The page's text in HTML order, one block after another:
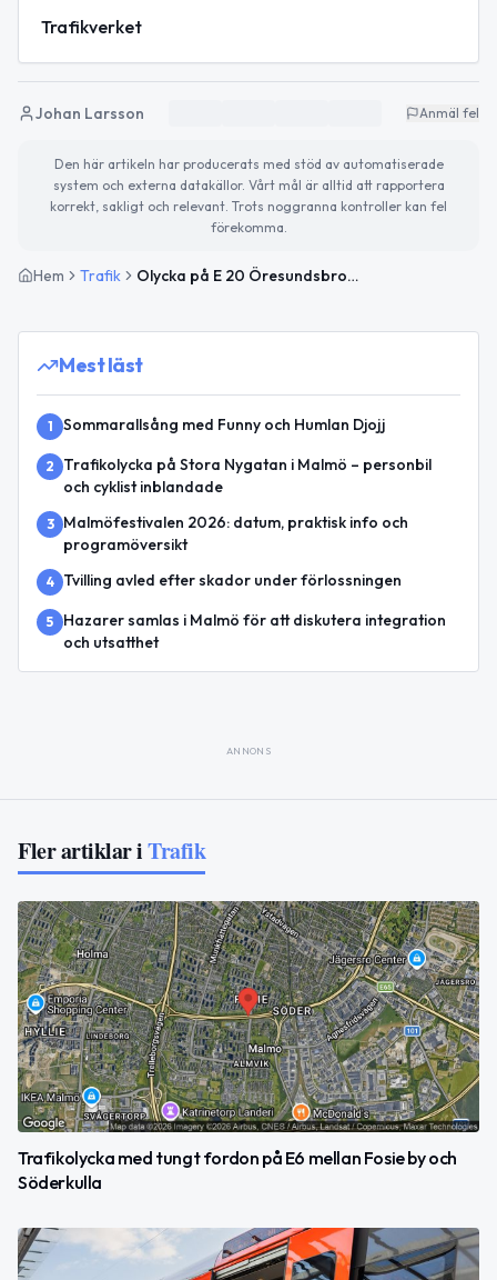
Trafikverket
Johan Larsson Anmäl fel
Den här artikeln har producerats med stöd av automatiserade
system och externa datakällor. Vårt mål är alltid att rapportera
korrekt, sakligt och relevant. Trots noggranna kontroller kan fel
förekomma.
Hem Trafik Olycka på E 20 Öresundsbron vid Högbron med stor påverkan mot Köpenhamn
Mest läst
1 Sommarallsång med Funny och Humlan Djojj
2
Trafikolycka på Stora Nygatan i Malmö – personbil
och cyklist inblandade
3
Malmöfestivalen 2026: datum, praktisk info och
programöversikt
4 Tvilling avled efter skador under förlossningen
5
Hazarer samlas i Malmö för att diskutera integration
och utsatthet
ANNONS
Fler artiklar iTrafik
Trafikolycka med tungt fordon på E6 mellan Fosie by och
Söderkulla